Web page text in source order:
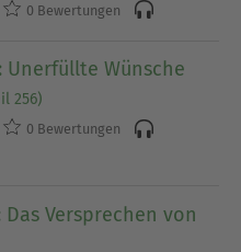
0 Bewertungen
Unerfüllte Wünsche
256)
0 Bewertungen
Das Versprechen von